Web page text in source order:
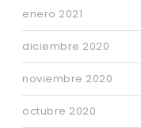
enero 2021
diciembre 2020
noviembre 2020
octubre 2020